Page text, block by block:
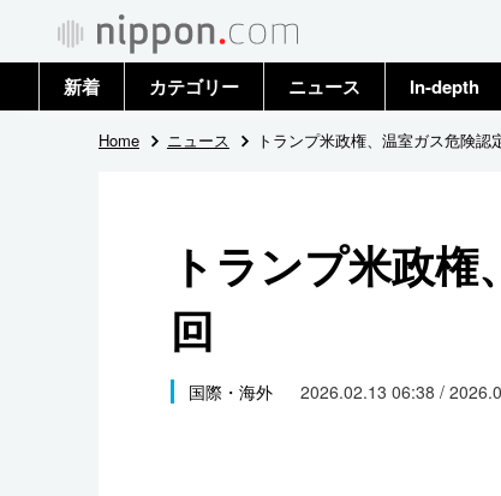
新着 カテゴリー
政治・外交
社会
文化
ニュース
トップ
In-depth
Home ニュース トランプ米政権、温室ガス危険認
トランプ米政
回
国際・海外 2026.02.13 06:38 /